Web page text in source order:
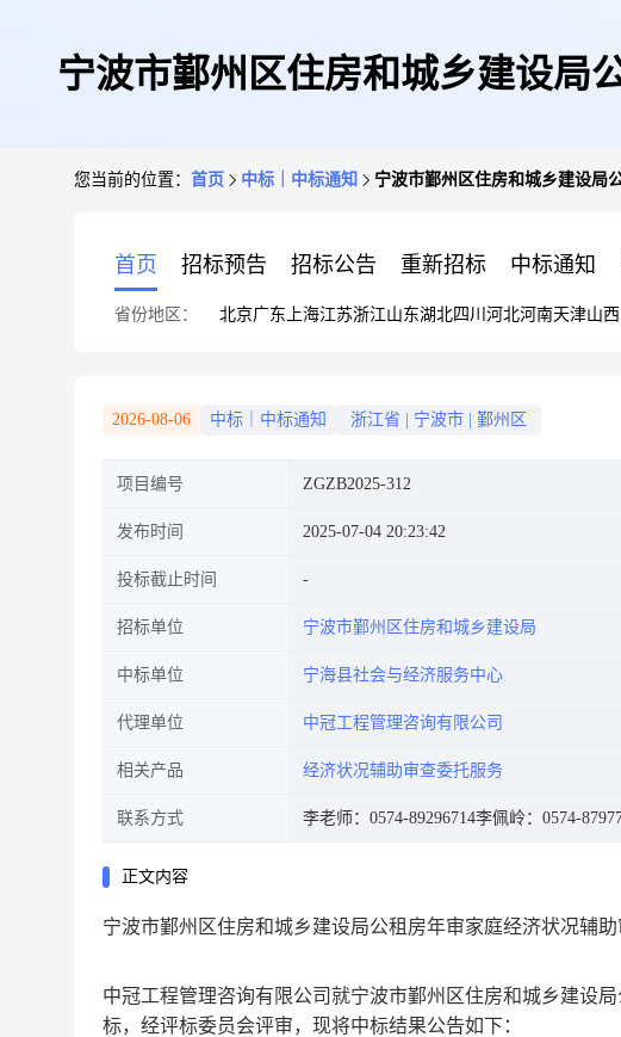
宁波市鄞州区住房和城乡建设局
您当前的位置： 首页 中标｜中标通知 宁波市鄞州区住房和城乡建设局
首页 招标预告 招标公告 重新招标 中标通知
省份地区： 北京广东 上海江苏浙江山东湖北四川 河北河南天津山西
2026-08-06 中标｜中标通知 浙江省 宁波市 鄞州区
项目编号 ZGZB2025-312
发布时间 2025-07-04 20:23:42
投标截止时间
招标单位 宁波市鄞州区住房和城乡建设局
中标单位 宁海县社会与经济服务中心
代理单位 中冠工程管理咨询有限公司
相关产品 经济状况辅助审查委托服务
联系方式 李老师：0574-89296714李佩岭：0574-
正文内容
宁波市鄞州区住房和城乡建设局公租房年审家庭经济状况辅
中冠工程管理咨询有限公司就宁波市鄞州区住房和城乡建设
标，经评标委员会评审，现将中标结果公告如下：